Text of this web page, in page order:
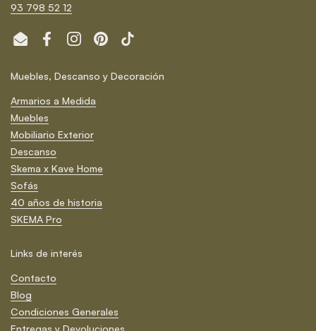
93 798 52 12
Email FacebookInstagramPinterestTikTok
Muebles, Descanso y Decoración
Armarios a Medida
Muebles
Mobiliario Exterior
Descanso
Skema x Kave Home
Sofás
40 años de historia
SKEMA Pro
Links de interés
Contacto
Blog
Condiciones Generales
Entregas y Devoluciones